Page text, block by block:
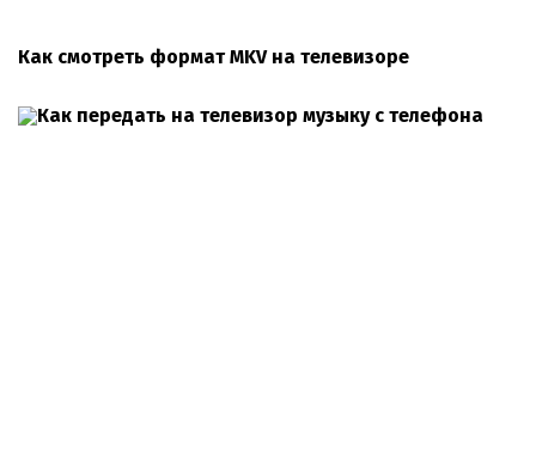
Как смотреть формат MKV на телевизоре